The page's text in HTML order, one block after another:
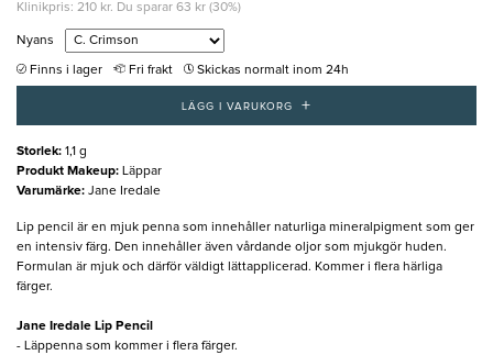
Klinikpris: 210 kr. Du sparar 63 kr (30%)
Nyans
Finns i lager Fri frakt Skickas normalt inom 24h
LÄGG I VARUKORG +
Storlek: 1,1 g
Produkt Makeup: Läppar
Varumärke: Jane Iredale
Lip pencil är en mjuk penna som innehåller naturliga mineralpigment som ger
en intensiv färg. Den innehåller även vårdande oljor som mjukgör huden.
Formulan är mjuk och därför väldigt lättapplicerad. Kommer i flera härliga
färger.
Jane Iredale Lip Pencil
- Läppenna som kommer i flera färger.